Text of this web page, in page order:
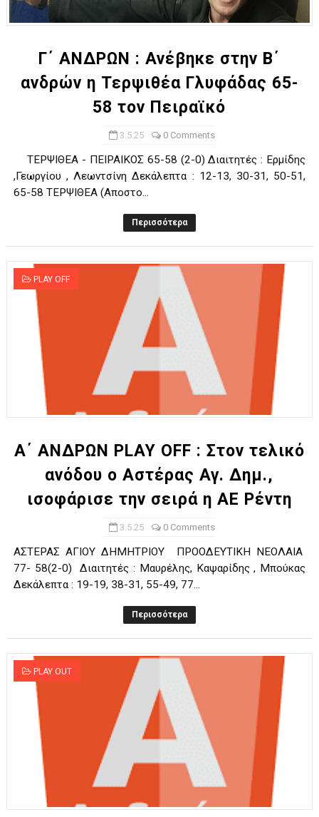
ΧΡΟΝΙΑ ΠΟΛΛΑ ΣΤΟ ΕΛΛΗΝΙΚΟ ΜΠΑΣΚΕΤ : 39Η ΕΠΕΤΕΙΟΣ ΑΠΟ
Ο δρόμος για τον 29ο τελικό κυπέλλου ανδρών ΕΣΚΑΝΑ
U21: Τεράστια πρόκριση για τον Πανελευσινιακό στον
Γ΄ανδρών play offs : "Σκληρό" καρύδι η Φιλία Περάματος
Γ΄ ΑΝΔΡΩΝ : Ανέβηκε στην Β΄
ανδρών η Τερψιθέα Γλυφάδας 65-
58 τον Πειραϊκό
3.5.25 0 Comments
TEPΨIΘEA - ΠEIPAIKOΣ 65-58 (2-0) Διαιτητές : Ερμίδης
,Γεωργίου , Λεωντσίνη Δεκάλεπτα : 12-13, 30-31, 50-51,
65-58 TEPΨIΘEA (Aποστο...
Περισσότερα
PLAY OFF
Α΄ ΑΝΔΡΩΝ PLAY OFF : Στον τελικό
ανόδου ο Αστέρας Αγ. Δημ.,
ισοφάρισε την σειρά η ΑΕ Ρέντη
3.5.25 0 Comments
ΑΣΤΕΡΑΣ ΑΓΙΟΥ ΔΗΜΗΤΡΙΟΥ ΠΡΟΟΔΕΥΤΙΚΗ ΝΕΟΛΑΙΑ
77- 58(2-0) Διαιτητές : Μαυρέλης, Καψαρίδης , Μπούκας
Δεκάλεπτα : 19-19, 38-31, 55-49, 77...
Περισσότερα
PLAY OUT